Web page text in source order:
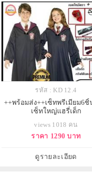
รหัส : KD 12.4
++พร้อมส่ง++เซ็ทพรีเมียม6ชิ้
เซ็ทใหญ่แฮรี่เด็ก
พันคอยาว+เสื้อกั๊ก ชุดคลุมแฮ
เตอร์เด็ก บ้านกริฟฟินดอร์
views 1018 คน
ราคา 1290 บาท
ดูรายละเอียด